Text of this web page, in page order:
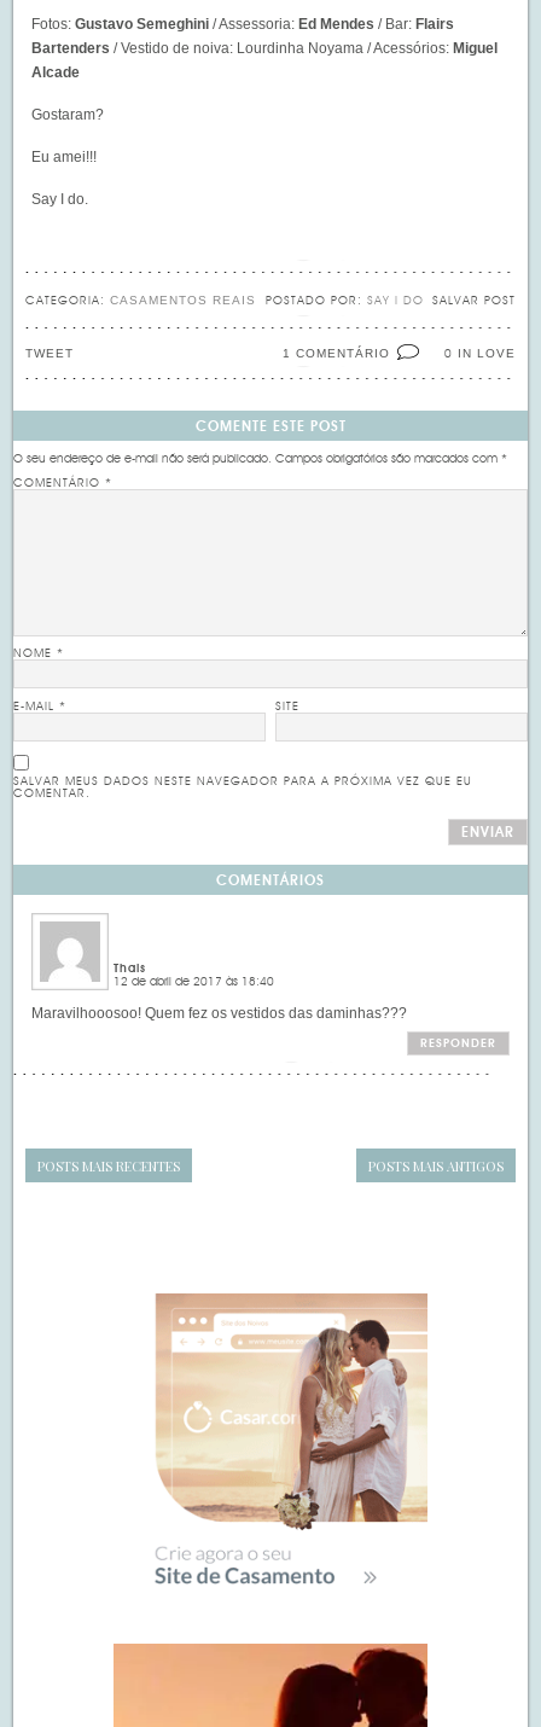
Fotos:Gustavo Semeghini/ Assessoria: Ed Mendes / Bar: Flairs
Bartenders / Vestido de noiva: Lourdinha Noyama / Acessórios: Miguel
Alcade
Gostaram?
Eu amei!!!
Say I do.
CATEGORIA:CASAMENTOS REAIS SALVAR POST
POSTADO POR: SAY I DO
0 IN LOVE
1 COMENTÁRIO
TWEET
COMENTE ESTE POST
O seu endereço de e-mail não será publicado. Campos obrigatórios são marcados com*
COMENTÁRIO*
NOME*
E-MAIL* SITE
SALVAR MEUS DADOS NESTE NAVEGADOR PARA A PRÓXIMA VEZ QUE EU
COMENTAR.
COMENTÁRIOS
Thais
12 de abril de 2017 às 18:40
Maravilhooosoo! Quem fez os vestidos das daminhas???
RESPONDER
POSTS MAIS RECENTES POSTS MAIS ANTIGOS
SIDEBAR